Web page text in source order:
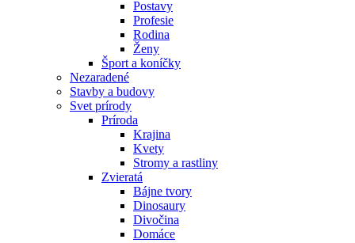
Postavy
Profesie
Rodina
Ženy
Šport a koníčky
Nezaradené
Stavby a budovy
Svet prírody
Príroda
Krajina
Kvety
Stromy a rastliny
Zvieratá
Bájne tvory
Dinosaury
Divočina
Domáce